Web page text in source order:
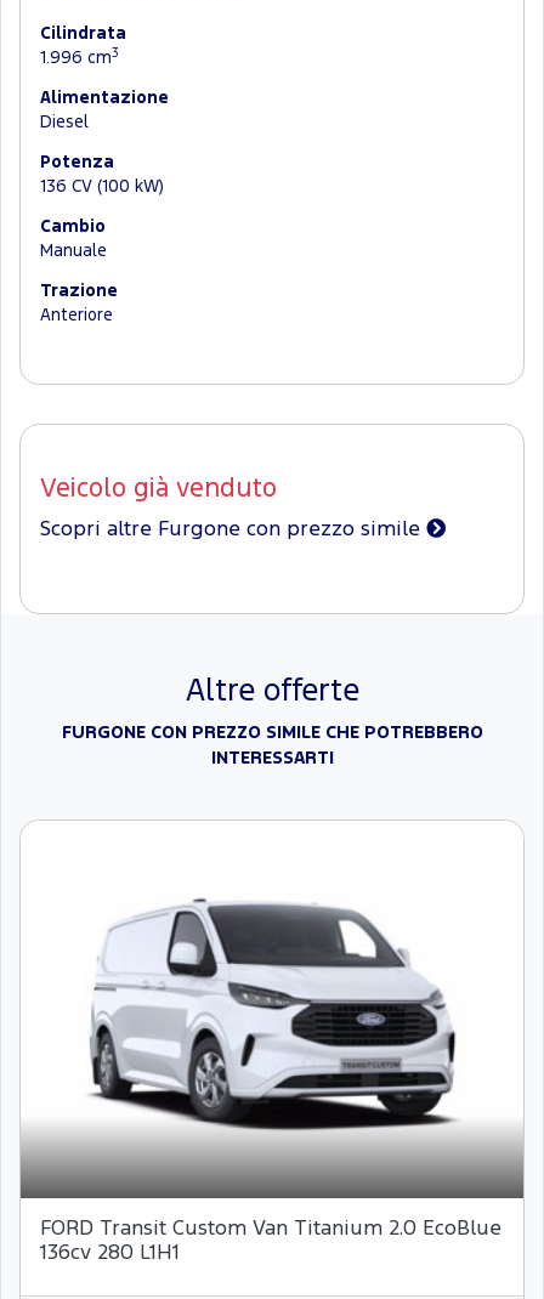
Cilindrata
1.996 cm3
Alimentazione
Diesel
Potenza
136 CV (100 kW)
Cambio
Manuale
Trazione
Anteriore
Veicolo già venduto
Scopri altre Furgone con prezzo simile
Altre offerte
FURGONE CON PREZZO SIMILE CHE POTREBBERO
INTERESSARTI
FORD Transit Custom Van Titanium 2.0 EcoBlue
136cv 280 L1H1